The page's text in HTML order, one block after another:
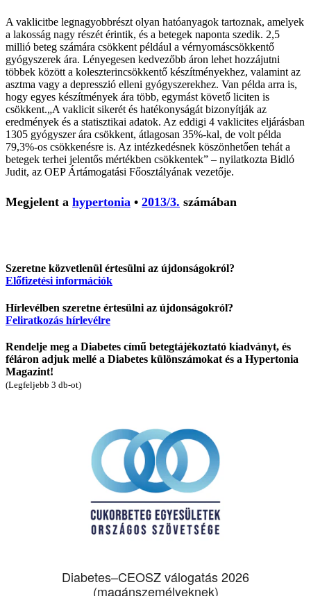
A vaklicitbe legnagyobbrészt olyan hatóanyagok tartoznak, amelyek
a lakosság nagy részét érintik, és a betegek naponta szedik. 2,5
millió beteg számára csökkent például a vérnyomáscsökkentő
gyógyszerek ára. Lényegesen kedvezőbb áron lehet hozzájutni
többek között a koleszterincsökkentő készítményekhez, valamint az
asztma vagy a depresszió elleni gyógyszerekhez. Van példa arra is,
hogy egyes készítmények ára több, egymást követő liciten is
csökkent.„A vaklicit sikerét és hatékonyságát bizonyítják az
eredmények és a statisztikai adatok. Az eddigi 4 vaklicites eljárásban
1305 gyógyszer ára csökkent, átlagosan 35%-kal, de volt példa
79,3%-os csökkenésre is. Az intézkedésnek köszönhetően tehát a
betegek terhei jelentős mértékben csökkentek” – nyilatkozta Bidló
Judit, az OEP Ártámogatási Főosztályának vezetője.
Megjelent a hypertonia • 2013/3. számában
Szeretne közvetlenül értesülni az újdonságokról?
Előfizetési információk
Hírlevélben szeretne értesülni az újdonságokról?
Feliratkozás hírlevélre
Rendelje meg a Diabetes című betegtájékoztató kiadványt, és
féláron adjuk mellé a Diabetes különszámokat és a Hypertonia
Magazint!
(Legfeljebb 3 db-ot)